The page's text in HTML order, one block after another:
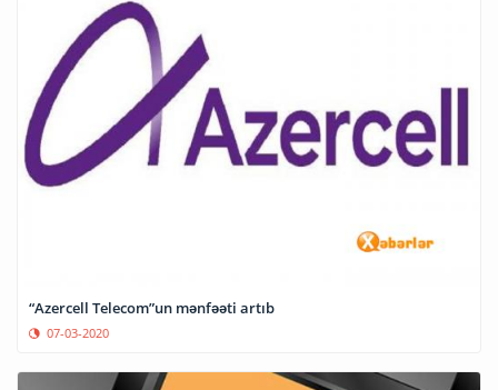
“Azercell Telecom”un mənfəəti artıb
07-03-2020